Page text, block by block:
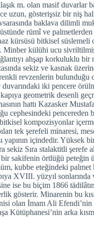
m. olan masif duvarlar
uzun, gösterişsiz bir niş
baklava dilimli
rümî ve
kürsüsü bitkisel
Minber külühi ucu
ahşap korkuluklu
sekiz ve kasnak
revzenlerin bulunduğu
iki pencere
geometrik desenli
hattı Kazasker
cephesindeki
kompozisyonlar
tek şerefeli minaresi,
yapının içindedir. Yüksek
Sıra stalaktitli şerefe
sakifenin örtlüğü peteğin
kubbe eteğindeki palmet
XVIII. yüzyıl
ise bu biçim 1866
gösterir. Minarenin bu
olan İmam Ali Efendi’nin
Kütüphanesi’nin arka